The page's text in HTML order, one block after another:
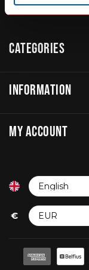
CATEGORIES
INFORMATION
MY ACCOUNT
€